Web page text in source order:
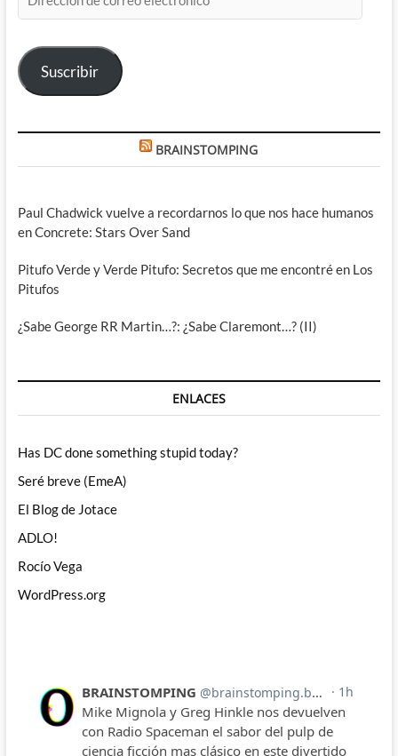
de
electrónico
Suscribir
BRAINSTOMPING
Paul Chadwick vuelve a recordarnos lo que nos hace humanos
en Concrete: Stars Over Sand
Pitufo Verde y Verde Pitufo: Secretos que me encontré en Los
Pitufos
¿Sabe George RR Martin…?: ¿Sabe Claremont…? (II)
ENLACES
Has DC done something stupid today?
Seré breve (EmeA)
El Blog de Jotace
ADLO!
Rocío Vega
WordPress.org